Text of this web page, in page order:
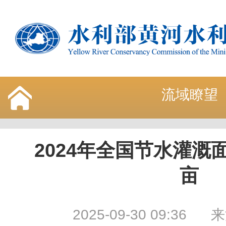
流域瞭望
2024年全国节水灌溉
亩
2025-09-30 09:36 来